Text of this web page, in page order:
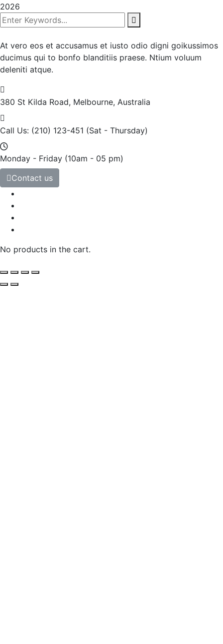
2026
At vero eos et accusamus et iusto odio digni goikussimos
ducimus qui to bonfo blanditiis praese. Ntium voluum
deleniti atque.
380 St Kilda Road, Melbourne, Australia
Call Us: (210) 123-451 (Sat - Thursday)
Monday - Friday (10am - 05 pm)
Contact us
No products in the cart.